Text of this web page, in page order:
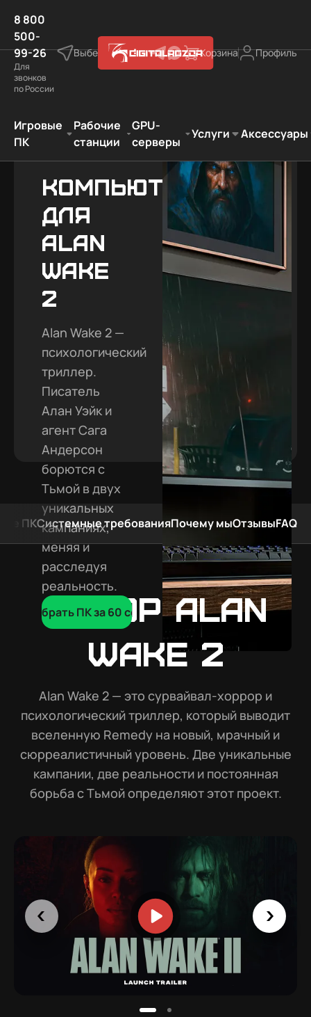
8 800
500-
99-26
Для
звонков
по России
Выберите город Корзина Профиль
Игровые
ПК
Рабочие
станции
GPU-
серверы
Услуги Аксессуары
Компьютеры
для
Alan
Wake
2
Alan Wake 2 —
психологический
триллер.
Писатель
Алан Уэйк и
агент Сага
Андерсон
борются с
Тьмой в двух
уникальных
кампаниях,
меняя и
расследуя
реальность.
Подобрать ПК за 60 сек
ПКСистемные требованияПочему мыОтзывыFAQ
Обзор Alan
Wake 2
Alan Wake 2 — это сурвайвал-хоррор и
психологический триллер, который выводит
вселенную Remedy на новый, мрачный и
сюрреалистичный уровень. Две уникальные
кампании, две реальности и постоянная
борьба с Тьмой определяют этот проект.